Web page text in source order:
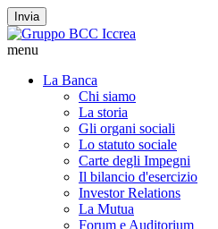
Invia
menu
La Banca
Chi siamo
La storia
Gli organi sociali
Lo statuto sociale
Carte degli Impegni
Il bilancio d'esercizio
Investor Relations
La Mutua
Forum e Auditorium